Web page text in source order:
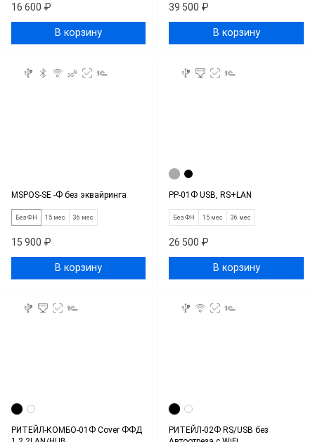
16 600 ₽
В корзину
39 500 ₽
В корзину
MSPOS-SE -Ф без эквайринга
Без ФН 15 мес 36 мес
15 900 ₽
В корзину
РР-01Ф USB, RS+LAN
Без ФН 15 мес 36 мес
26 500 ₽
В корзину
РИТЕЙЛ-КОМБО-01Ф Cover ФФД
РИТЕЙЛ-02Ф RS/USB без